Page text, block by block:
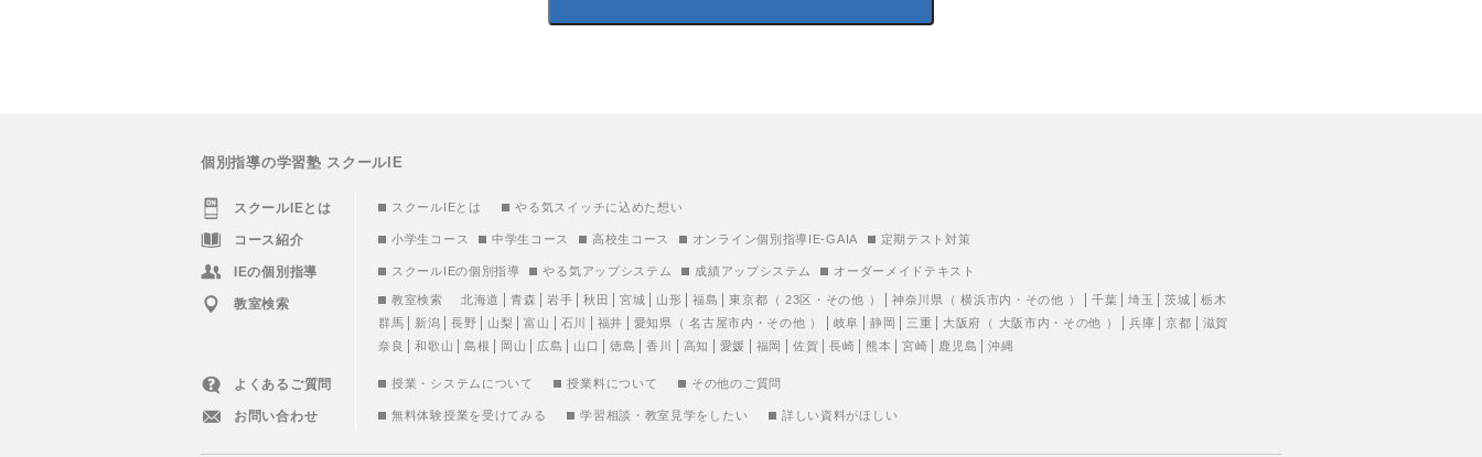
個別指導の学習塾 スクールIE
スクールIEとは スクールIEとは やる気スイッチに込めた想い
コース紹介 小学生コース 中学生コース 高校生コース オンライン個別指導IE-GAIA 定期テスト対策
IEの個別指導 スクールIEの個別指導 やる気アップシステム 成績アップシステム オーダーメイドテキスト
教室検索 教室検索 北海道 青森 岩手 秋田 宮城 山形 福島 東京都 （ 23区 ・ その他 ） 神奈川県 （横浜市内 ・ その他 ） 千葉 埼玉 茨城
栃木
群馬
新潟 長野 山梨 富山 石川 福井 愛知県 （名古屋市内 ・ その他 ） 岐阜 静岡 三重 大阪府 （ 大阪市内 ・ その他 ） 兵庫 京都
滋賀
奈良
和歌山 島根 岡山 広島 山口 徳島 香川 高知 愛媛 福岡 佐賀 長崎 熊本 宮崎 鹿児島 沖縄
よくあるご質問 授業・システムについて 授業料について その他のご質問
お問い合わせ 無料体験授業を受けてみる 学習相談・教室見学をしたい 詳しい資料がほしい